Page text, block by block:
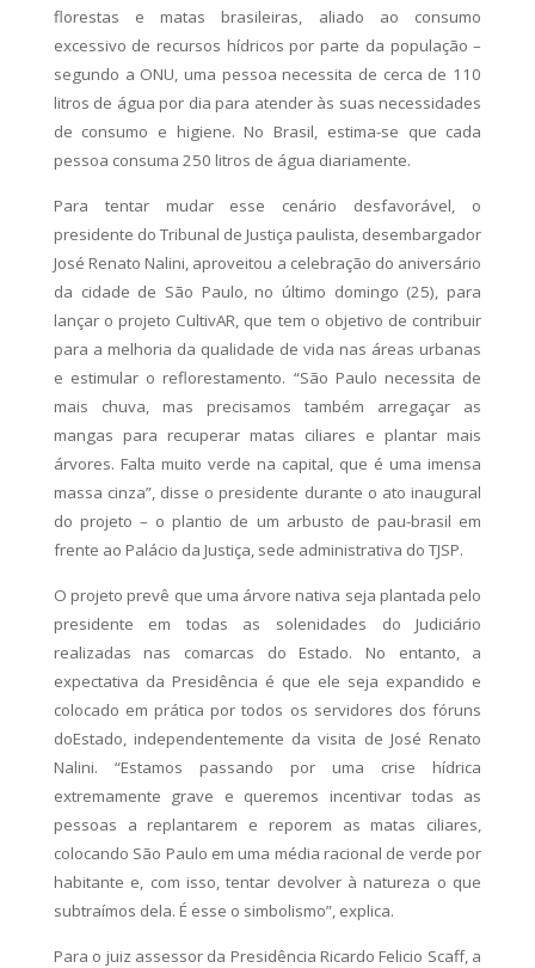
florestas e matas brasileiras, aliado ao consumo
excessivo de recursos hídricos por parte da população –
segundo a ONU, uma pessoa necessita de cerca de 110
litros de água por dia para atender às suas necessidades
de consumo e higiene. No Brasil, estima-se que cada
pessoa consuma 250 litros de água diariamente.
Para tentar mudar esse cenário desfavorável, o
presidente do Tribunal de Justiça paulista, desembargador
José Renato Nalini, aproveitou a celebração do aniversário
da cidade de São Paulo, no último domingo (25), para
lançar o projeto CultivAR, que tem o objetivo de contribuir
para a melhoria da qualidade de vida nas áreas urbanas
e estimular o reflorestamento. “São Paulo necessita de
mais chuva, mas precisamos também arregaçar as
mangas para recuperar matas ciliares e plantar mais
árvores. Falta muito verde na capital, que é uma imensa
massa cinza”, disse o presidente durante o ato inaugural
do projeto – o plantio de um arbusto de pau-brasil em
frente ao Palácio da Justiça, sede administrativa do TJSP.
O projeto prevê que uma árvore nativa seja plantada pelo
presidente em todas as solenidades do Judiciário
realizadas nas comarcas do Estado. No entanto, a
expectativa da Presidência é que ele seja expandido e
colocado em prática por todos os servidores dos fóruns
doEstado, independentemente da visita de José Renato
Nalini. “Estamos passando por uma crise hídrica
extremamente grave e queremos incentivar todas as
pessoas a replantarem e reporem as matas ciliares,
colocando São Paulo em uma média racional de verde por
habitante e, com isso, tentar devolver à natureza o que
subtraímos dela. É esse o simbolismo”, explica.
Para o juiz assessor da Presidência Ricardo Felicio Scaff, a